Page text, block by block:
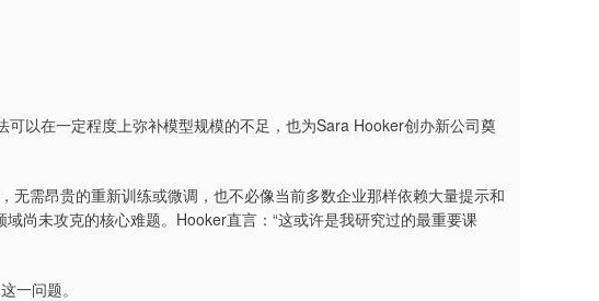
可以在一定程度上弥补模型规模的不足，也为Sara Hooker创办新公司奠
无需昂贵的重新训练或微调，也不必像当前多数企业那样依赖大量提示和
尚未攻克的核心难题。Hooker直言：“这或许是我研究过的最重要课
一问题。